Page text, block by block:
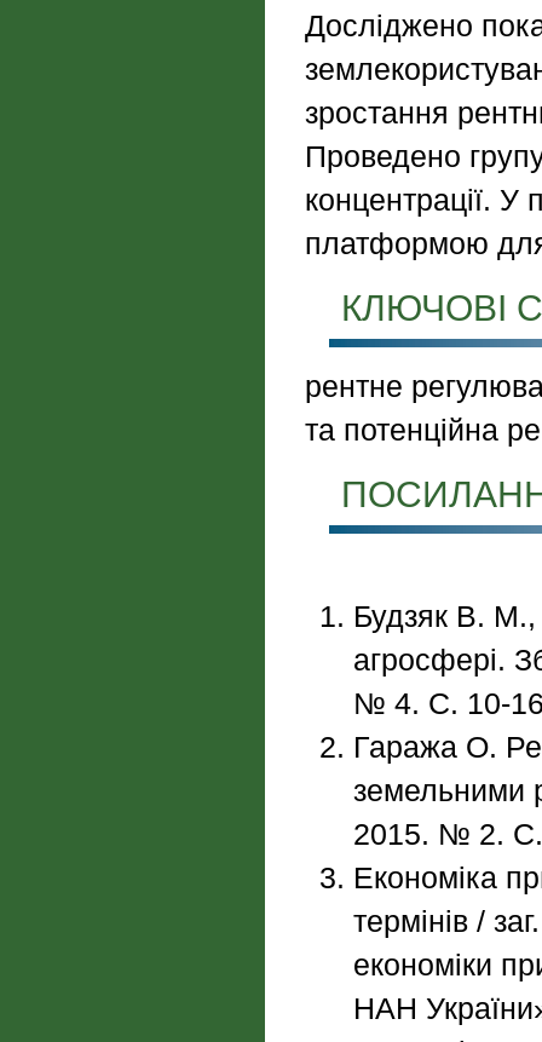
Досліджено
зростання
Проведено
концентрації. У
платформою
КЛЮЧОВІ
рентне
та потенційна
Будзяк В. М.,
агросфері.
№ 4. С. 10-
Гаража О.
земельними
2015. № 2.
Економіка
термінів /
економіки
НАН